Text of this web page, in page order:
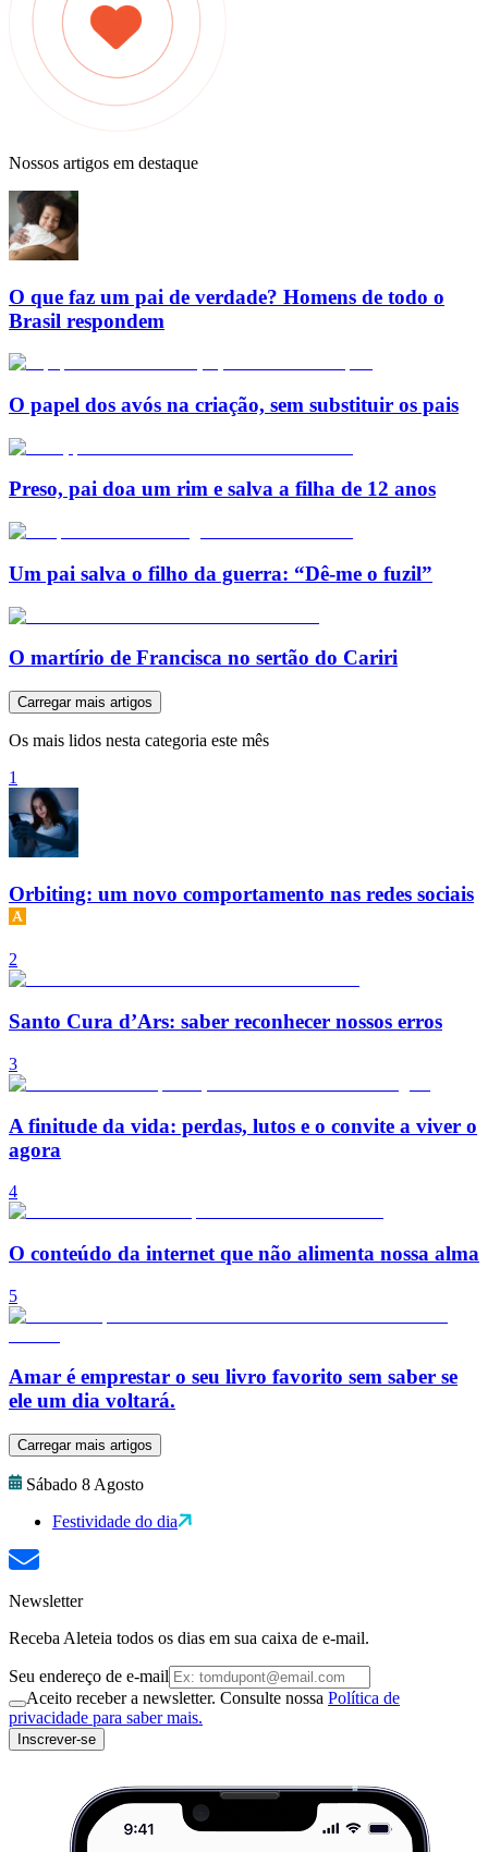
Nossos artigos em destaque
O que faz um pai de verdade? Homens de todo o
Brasil respondem
O papel dos avós na criação, sem substituir os pais
Preso, pai doa um rim e salva a filha de 12 anos
Um pai salva o filho da guerra: “Dê-me o fuzil”
O martírio de Francisca no sertão do Cariri
Carregar mais artigos
Os mais lidos nesta categoria este mês
1
Orbiting: um novo comportamento nas redes sociais
2
Santo Cura d’Ars: saber reconhecer nossos erros
3
A finitude da vida: perdas, lutos e o convite a viver o
agora
4
O conteúdo da internet que não alimenta nossa alma
5
Amar é emprestar o seu livro favorito sem saber se
ele um dia voltará.
Carregar mais artigos
Sábado 8 Agosto
Festividade do dia
Newsletter
Receba Aleteia todos os dias em sua caixa de e-mail.
Seu endereço de e-mail
Aceito receber a newsletter. Consulte nossa Política de
privacidade para saber mais.
Inscrever-se